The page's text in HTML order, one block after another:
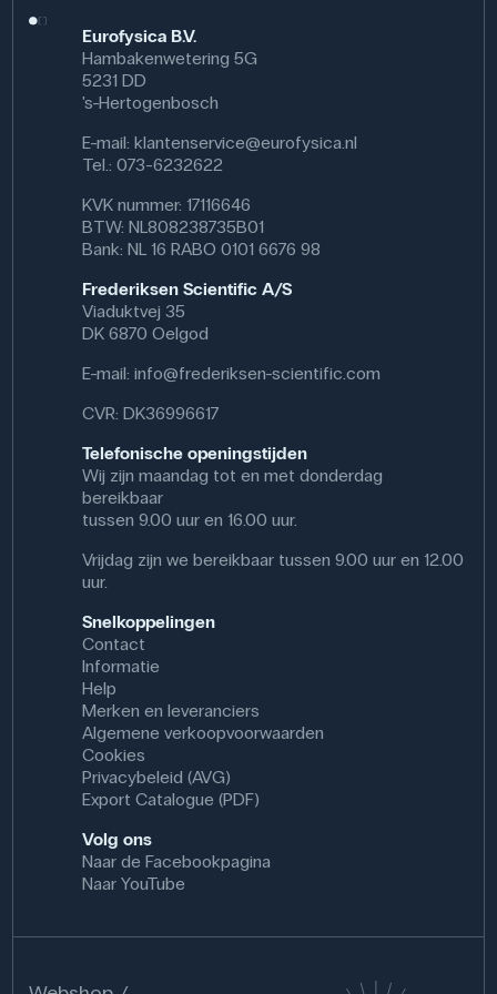
suiker omzet in ethanol en kooldioxide, of enzymatische
processen onderzoeken waarbij sucrose wordt
afgebroken in glucose en fructose.
Suiker kan worden opgenomen in experimenten met de
Specifikationer
Synonym: Rørsukker, Saccharose
Vægt (g): 1000 g
CAS NR: 57-50-1
Beholdertype: Pose
Formel: C₁₂H₂₂O₁₁
Eurofysica B.V.
Hambakenwetering 5G
5231 DD
's-Hertogenbosch
E-mail:klantenservice@eurofysica.nl
Tel.: 073-6232622
KVK nummer: 17116646
BTW: NL808238735B01
Bank: NL 16 RABO 0101 6676 98
Frederiksen Scientific A/S
Viaduktvej 35
DK 6870 Oelgod
E-mail:info@frederiksen-scientific.com
CVR: DK36996617
Telefonische openingstijden
Wij zijn maandag tot en met donderdag
bereikbaar
tussen 9.00 uur en 16.00 uur.
Vrijdag zijn we bereikbaar tussen 9.00 uur en 12.00
uur.
Snelkoppelingen
Contact
Informatie
Help
Merken en leveranciers
Algemene verkoopvoorwaarden
Cookies
Privacybeleid (AVG)
Export Catalogue (PDF)
Volg ons
Naar de Facebookpagina
Naar YouTube